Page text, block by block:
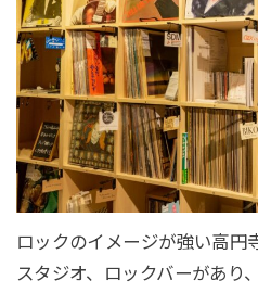
ロックのイメージが強い高円
スタジオ、ロックバーがあり